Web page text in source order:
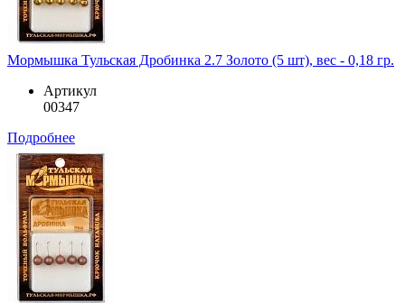
Мормышка Тульская Дробинка 2.7 Золото (5 шт), вес - 0,18 гр.
Артикул
00347
Подробнее